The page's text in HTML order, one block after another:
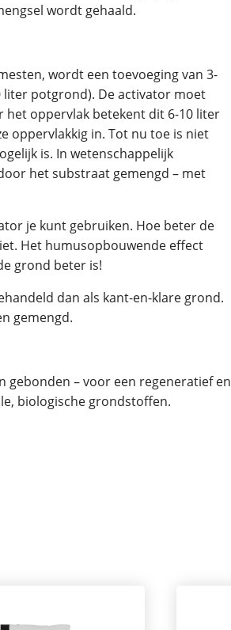
wordt gehaald.
wordt een toevoeging van 3-
liter potgrond). De activator moet
het oppervlak betekent dit 6-10 liter
oppervlakkig in. Tot nu toe is niet
is. In wetenschappelijk
het substraat gemengd – met
je kunt gebruiken. Hoe beter de
Het humusopbouwende effect
grond beter is!
dan als kant-en-klare grond.
gemengd.
gebonden – voor een regeneratief en
biologische grondstoffen.